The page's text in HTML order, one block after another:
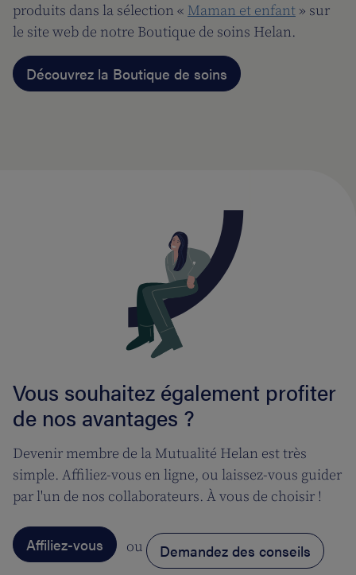
produits dans la sélection « Maman et enfant» sur
le site web de notre Boutique de soins Helan.
Découvrez la Boutique de soins
Vous souhaitez également profiter
de nos avantages ?
Devenir membre de la Mutualité Helan est très
simple. Affiliez-vous en ligne, ou laissez-vous guider
par l'un de nos collaborateurs. À vous de choisir !
Affiliez-vous ou Demandez des conseils